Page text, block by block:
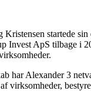
startede sin
Invest ApS tilbage i
har Alexander 3
virksomheder,